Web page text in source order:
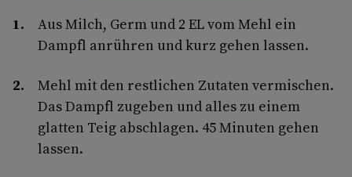
Aus Milch, Germ und 2 EL vom Mehl ein
Dampfl anrühren und kurz gehen lassen.
Mehl mit den restlichen Zutaten vermischen.
Das Dampfl zugeben und alles zu einem
glatten Teig abschlagen. 45 Minuten gehen
lassen.